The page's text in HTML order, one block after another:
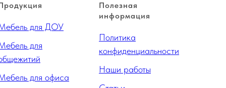
для ДОУ
для
для офиса
Полезная
информация
Политика
конфиденциальности
Наши работы